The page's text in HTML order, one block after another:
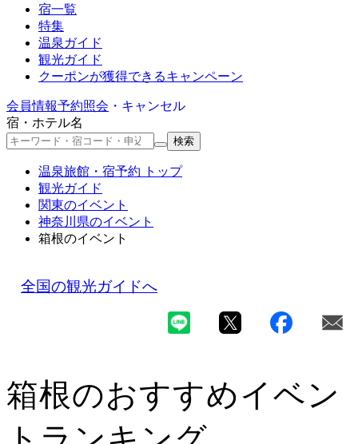
宿一覧
特集
温泉ガイド
観光ガイド
クーポンが獲得できるキャンペーン
会員情報予約照会 ・キャンセル
宿・ホテル名
検索
温泉旅館・宿予約 トップ
観光ガイド
関東のイベント
神奈川県のイベント
箱根のイベント
全国の観光ガイドへ
箱根のおすすめイベン